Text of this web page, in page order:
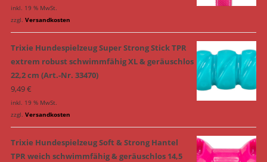
inkl. 19 % MwSt.
zzgl. Versandkosten
Trixie Hundespielzeug Super Strong Stick TPR
extrem robust schwimmfähig XL & geräuschlos
22,2 cm (Art.-Nr. 33470)
9,49€
inkl. 19 % MwSt.
zzgl. Versandkosten
Trixie Hundespielzeug Soft & Strong Hantel
TPR weich schwimmfähig & geräuschlos 14,5